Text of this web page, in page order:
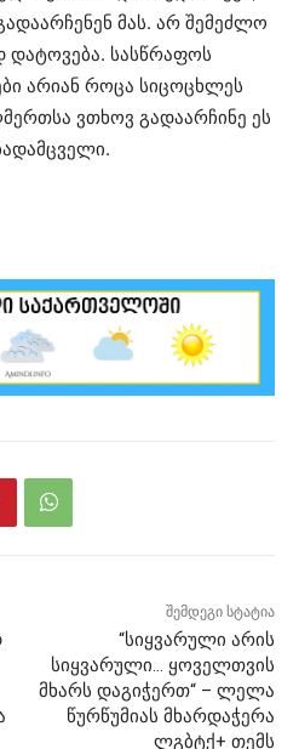
მას. არ შემეძლო
დატოვება. სასწრაფოს
არიან როცა სიცოცხლეს
ვთხოვ გადაარჩინე ეს
შემდეგი სტატია
“სიყვარული არის
სიყვარული… ყოველთვის
მხარს დაგიჭერთ“ – ლელა
წურწუმიას მხარდაჭერა
ლგბტქ+ თემს